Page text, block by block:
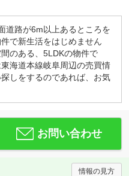
しくださいませ！
ビス！
てお越しください。
セットなど沢山のおも
子様用ドリンク、子供
おります。
ご相談からいかがで
が分からない」と思
費用っていくら？な
道路が6m以上あるところを
で新生活をはじめません
のある、5LDKの物件で
海道本線岐阜周辺の売買情
しをするのであれば、お気
お問い合わせ
情報の見方